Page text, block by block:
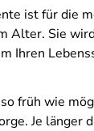
ist für die
Alter. Sie
Ihren
früh wie
Je länger